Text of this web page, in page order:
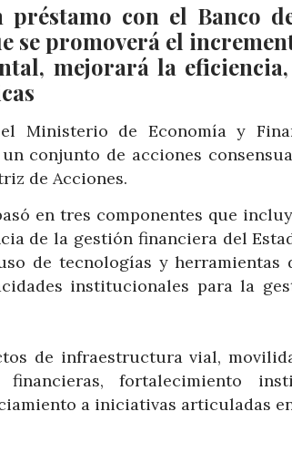
préstamo con el Banco
se promoverá el
mejorará la
Ministerio de Economía y
conjunto de acciones
de Acciones.
en tres componentes que
de la gestión financiera del
de tecnologías y
institucionales para la
de infraestructura vial,
fortalecimiento
a iniciativas articuladas